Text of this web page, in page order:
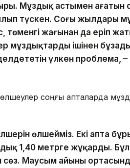
Мұздық астымен ағатын
түскен. Соңғы жылдары
төменгі жағынан да еріп
мұздықтарды ішінен
үлкен проблема,
соңғы апталарда
өлшейміз. Екі апта
1,40 метрге жұқарды. Бұл
сөз. Маусым айының